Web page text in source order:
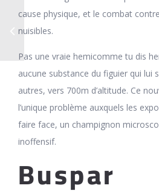
cause physique, et le combat
nuisibles.
Pas une vraie hemicomme tu dis
aucune substance du figuier qui lui
autres, vers 700m d’altitude. Ce
l’unique problème auxquels les
faire face, un champignon
inoffensif.
Buspar